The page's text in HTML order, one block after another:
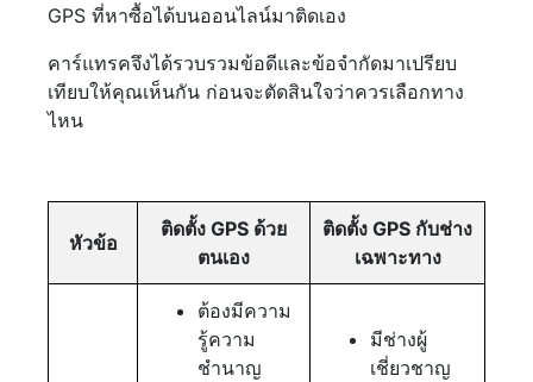
GPS ที่หาซื้อได้บนออนไลน์มาติดเอง
คาร์แทรคจึงได้รวบรวมข้อดีและข้อจำกัดมาเปรียบ
เทียบให้คุณเห็นกัน ก่อนจะตัดสินใจว่าควรเลือกทาง
ไหน
หัวข้อ
ติดตั้ง GPS ด้วย
ตนเอง
ติดตั้ง GPS กับช่าง
เฉพาะทาง
ต้องมีความ
รู้ความ
ชำนาญ
มีช่างผู้
เชี่ยวชาญ